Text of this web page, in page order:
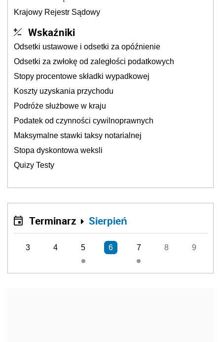
Krajowy Rejestr Sądowy
Wskaźniki
Odsetki ustawowe i odsetki za opóźnienie
Odsetki za zwłokę od zaległości podatkowych
Stopy procentowe składki wypadkowej
Koszty uzyskania przychodu
Podróże służbowe w kraju
Podatek od czynności cywilnoprawnych
Maksymalne stawki taksy notarialnej
Stopa dyskontowa weksli
Quizy Testy
Terminarz Sierpień
3 4 5 6 7 8 9